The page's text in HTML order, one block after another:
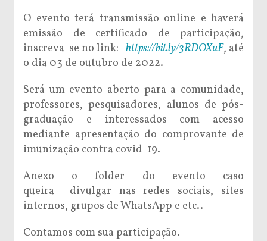
O evento terá transmissão online e haverá
emissão de certificado de participação,
inscreva-se no link: https://bit.ly/3RDOXuF, até
o dia 03 de outubro de 2022.
Será um evento aberto para a comunidade,
professores, pesquisadores, alunos de pós-
graduação e interessados com acesso
mediante apresentação do comprovante de
imunização contra covid-19.
Anexo o folder do evento caso
queira divulgar nas redes sociais, sites
internos, grupos de WhatsApp e etc..
Contamos com sua participação.